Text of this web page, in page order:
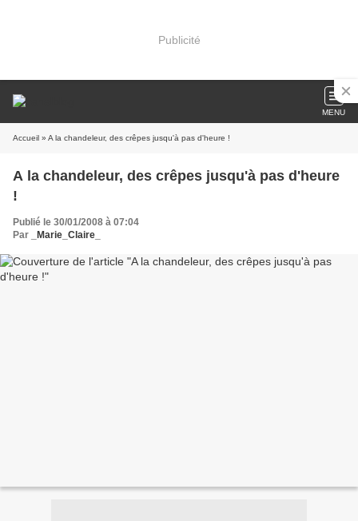
Publicité
MENU
Accueil » A la chandeleur, des crêpes jusqu'à pas d'heure !
A la chandeleur, des crêpes jusqu'à pas d'heure
!
Publié le 30/01/2008 à 07:04
Par
_Marie_Claire_